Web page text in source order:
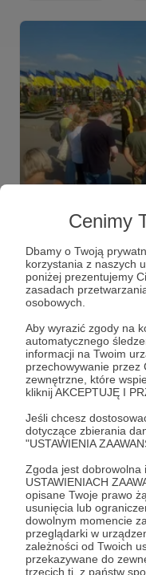
Cenimy
Dbamy o Twoją
korzystania z naszych
poniżej prezentujemy
zasadach
osobowych.
Aby wyrazić zgody na
automatycznego
informacji na Twoim
przechowywanie przez
zewnętrzne, które
kliknij AKCEPTUJĘ I
Jeśli chcesz
dotyczące zbierania
"USTAWIENIA
Zgoda jest dobrowolna
USTAWIENIACH
opisane Twoje prawo
usunięcia lub
dowolnym momencie
przeglądarki w
zależności od Twoich
przekazywane do
trzecich tj. z państw
Strzępy
Celem rosjan w tej
odebranie im prawa
Charków cmentarz
Dołącz
Wesprzyj